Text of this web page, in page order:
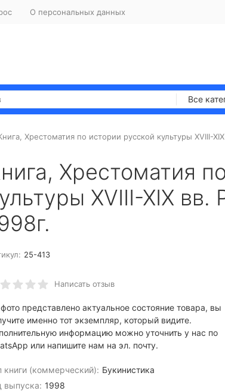
О персональных данных
Все
Хрестоматия по истории русской культуры XVIII-
Хрестоматия
XVIII-XIX
25-413
Написать отзыв
представлено актуальное состояние товара, вы
именно тот экземпляр, который видите.
информацию можно уточнить у нас по
или напишите нам на эл. почту.
книги (коммерческий): Букинистика
выпуска: 1998